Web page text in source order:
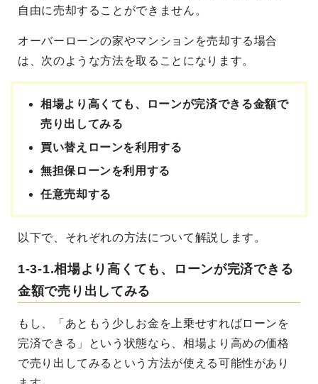
自由に売却することができません。
オーバーローンの家やマンションを売却する場合
は、次のような方法を取ることになります。
相場より高くても、ローンが完済できる金額で
売り出してみる
買い替えローンを利用する
無担保ローンを利用する
任意売却する
以下で、それぞれの方法について解説します。
1-3-1.相場より高くても、ローンが完済できる
金額で売り出してみる
もし、「あともう少しお金を上乗せすればローンを
完済できる」という状態なら、相場より高めの価格
で売り出してみるという方法が使える可能性があり